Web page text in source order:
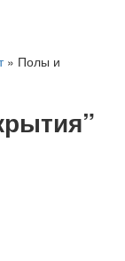
» Полы и